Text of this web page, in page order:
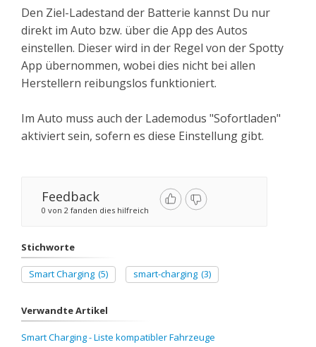
Den Ziel-Ladestand der Batterie kannst Du nur
direkt im Auto bzw. über die App des Autos
einstellen. Dieser wird in der Regel von der Spotty
App übernommen, wobei dies nicht bei allen
Herstellern reibungslos funktioniert.
Im Auto muss auch der Lademodus "Sofortladen"
aktiviert sein, sofern es diese Einstellung gibt.
Feedback
0 von 2 fanden dies hilfreich
Stichworte
Smart Charging (5) smart-charging (3)
Verwandte Artikel
Smart Charging - Liste kompatibler Fahrzeuge